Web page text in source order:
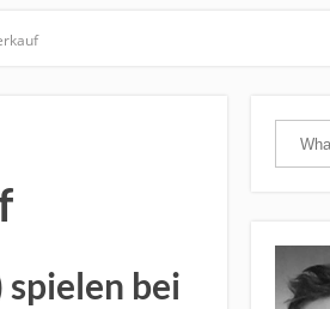
bei